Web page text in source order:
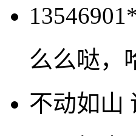
么么哒，
不动如山